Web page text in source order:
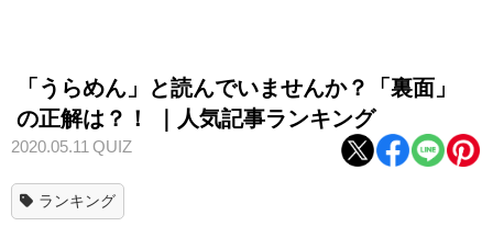
「うらめん」と読んでいませんか？「裏面」
の正解は？！ ｜人気記事ランキング
2020.05.11 QUIZ
ランキング